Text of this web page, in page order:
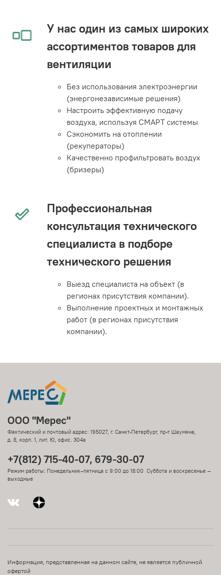
У нас один из самых широких
ассортиментов товаров для
вентиляции
Без использования электроэнергии
(энергонезависимые решения)
Настроить эффективную подачу
воздуха, используя СМАРТ системы
Сэкономить на отоплении
(рекуператоры)
Качественно профильтровать воздух
(бризеры)
Профессиональная
консультация технического
специалиста в подборе
технического решения
Выезд специалиста на объект (в
регионах присутствия компании).
Выполнение проектных и монтажных
работ (в регионах присутствия
компании).
ООО "Мерес"
Фактический и почтовый адрес: 195027, г. Санкт-Петербург, пр-т Шаумяна,
д. 8, корп. 1, лит. Ю, офис. 304а
+7(812) 715-40-07, 679-30-07
Режим работы: Понедельник–пятница с 9:00 до 18:00 Суббота и воскресенье —
выходные
Информация, представленная на данном сайте, не является публичной
офертой